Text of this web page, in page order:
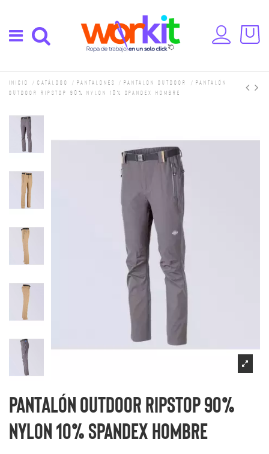
Inicio Catálogo Pantalones Pantalon Outdoor
Pantalón
outdoor ripstop 90% nylon 10% spandex hombre
Pantalón outdoor ripstop 90%
nylon 10% spandex hombre